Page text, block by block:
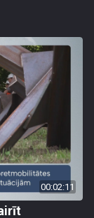
00:02:11